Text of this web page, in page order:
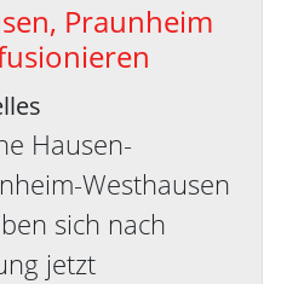
Praun­heim
Hausen-
Westhausen
sich nach
jetzt